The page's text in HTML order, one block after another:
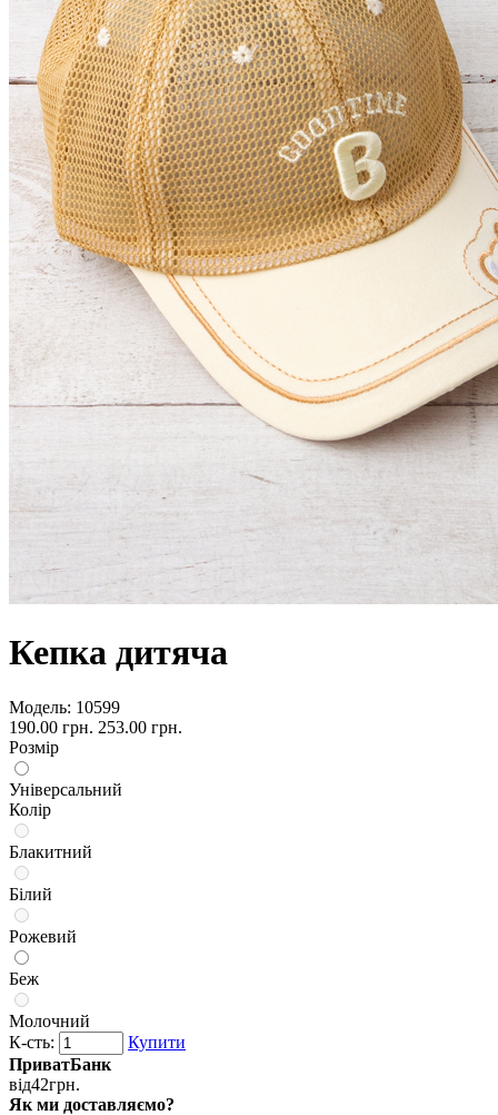
Кепка дитяча
Модель: 10599
190.00 грн. 253.00 грн.
Розмір
Універсальний
Колір
Блакитний
Білий
Рожевий
Беж
Молочний
К-сть:
Купити
ПриватБанк
від42грн.
Як ми доставляємо?